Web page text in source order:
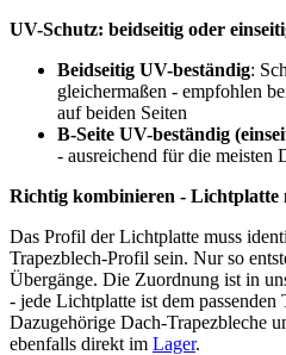
UV-Schutz: beidseitig oder
Beidseitig UV-beständig:
gleichermaßen - empfohlen
auf beiden Seiten
B-Seite UV-beständig
- ausreichend für die meisten
Richtig kombinieren - Lichtplatte
Das Profil der Lichtplatte muss
Trapezblech-Profil sein. Nur so
Übergänge. Die Zuordnung ist in
- jede Lichtplatte ist dem passenden
Dazugehörige Dach-Trapezbleche
ebenfalls direkt im Lager.